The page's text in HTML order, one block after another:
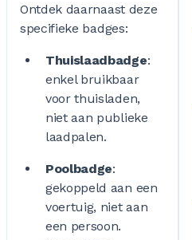
Ontdek daarnaast deze
specifieke badges:
Thuislaadbadge:
enkel bruikbaar
voor thuisladen,
niet aan publieke
laadpalen.
Poolbadge:
gekoppeld aan een
voertuig, niet aan
een persoon.